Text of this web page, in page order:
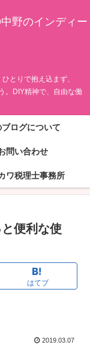
野のインディー
とりで抱え込まず、
。DIY精神で、自由な働
ブログについて
問い合わせ
ワ税理士事務所
便利な使
はてブ
2019.03.07